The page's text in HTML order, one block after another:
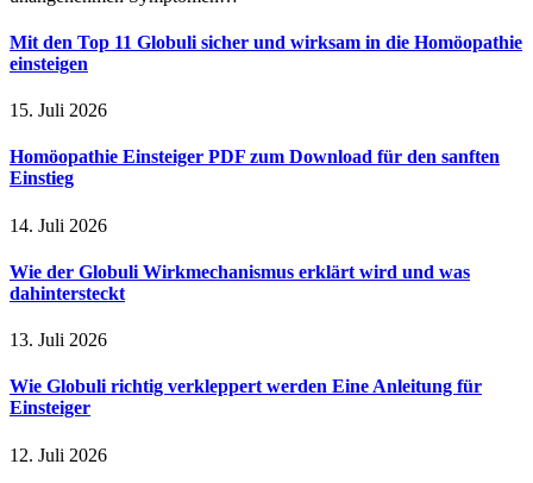
Mit den Top 11 Globuli sicher und wirksam in die Homöopathie
einsteigen
15. Juli 2026
Homöopathie Einsteiger PDF zum Download für den sanften
Einstieg
14. Juli 2026
Wie der Globuli Wirkmechanismus erklärt wird und was
dahintersteckt
13. Juli 2026
Wie Globuli richtig verkleppert werden Eine Anleitung für
Einsteiger
12. Juli 2026